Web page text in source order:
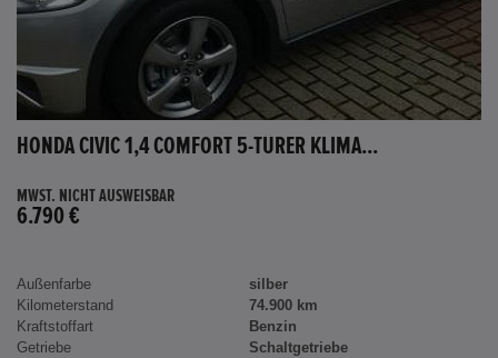
HONDA CIVIC 1,4 COMFORT 5-TÜRER KLIMA...
MWST. NICHT AUSWEISBAR
6.790 €
Außenfarbe
silber
Kilometerstand
74.900 km
Kraftstoffart
Benzin
Getriebe
Schaltgetriebe